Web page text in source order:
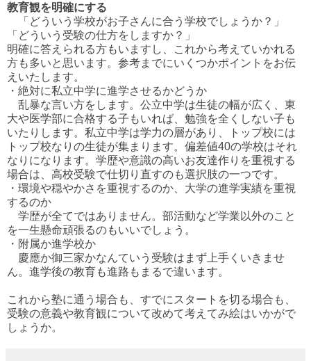
教育観を明確にする
「どういう学校がお子さんに合う学校でしょうか？」
「どういう受験の仕方をしますか？」
明確に答えられる方もいますし、これから考えていかれる
方も多いと思います。参考までにいくつかポイントをお伝
えいたします。
・絶対に私立中学に進学させるかどうか
乱暴な言い方をします。公立中学は生徒の幅が広く、東
大や医学部に合格する子もいれば、勉強を全くしない子も
いたりします。私立中学は学力の層があり、トップ校には
トップ校なりの生徒が集まります。偏差値40の学校はそれ
なりになります。学歴や意識の高いお友達作りを重視する
場合は、高校受験で仕切り直すのも選択肢の一つです。
・環境や穏やかさを重視するのか、大学の進学実績を重視
するのか
学歴が全てではありません。部活動など学業以外のこと
を一生懸命頑張るのもいいでしょう。
・附属か進学校か
慶應か御三家かなんていう受験はまず上手くいきませ
ん。進学後の教育も進路もまるで違います。
これから塾に通う場合も、すでにスタートを切る場合も、
受験の意義や教育観について改めて考えてみ絵はいかがで
しょうか。